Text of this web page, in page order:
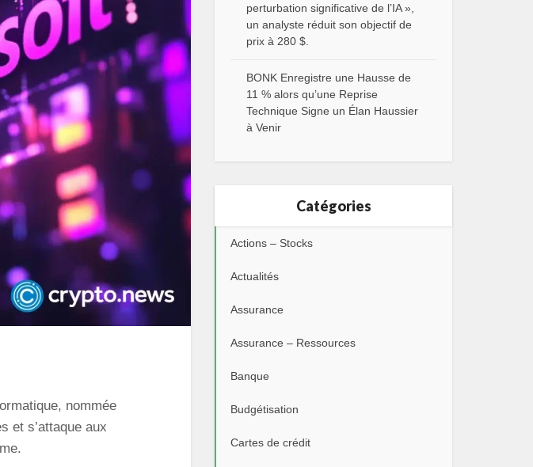
nommée
et s’attaque aux
perturbation significative de l’IA »,
un analyste réduit son objectif de
prix à 280 $.
BONK Enregistre une Hausse de
11 % alors qu’une Reprise
Technique Signe un Élan Haussier
à Venir
Catégories
Actions – Stocks
Actualités
Assurance
Assurance – Ressources
Banque
Budgétisation
Cartes de crédit